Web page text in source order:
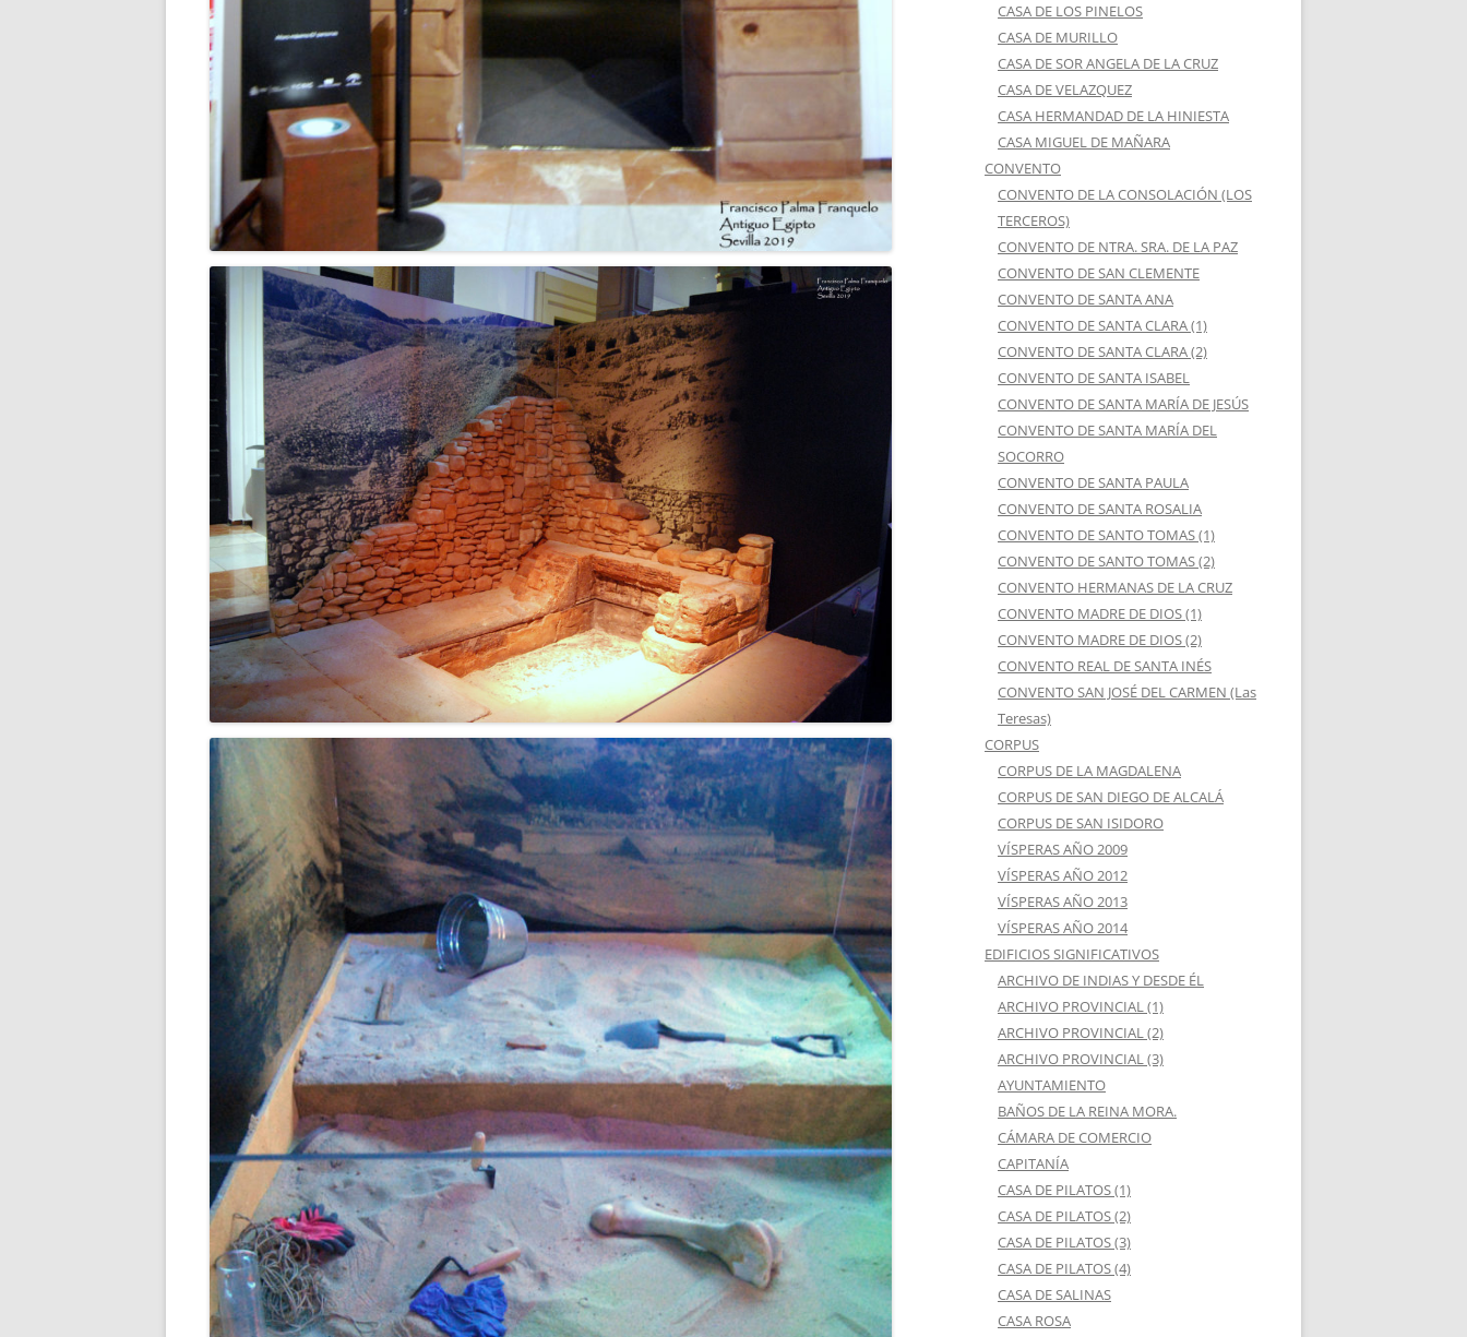
CASA DE LOS PINELOS
CASA DE MURILLO
CASA DE SOR ANGELA DE LA CRUZ
CASA DE VELAZQUEZ
CASA HERMANDAD DE LA HINIESTA
CASA MIGUEL DE MAÑARA
CONVENTO
CONVENTO DE LA CONSOLACIÓN (LOS
TERCEROS)
CONVENTO DE NTRA. SRA. DE LA PAZ
CONVENTO DE SAN CLEMENTE
CONVENTO DE SANTA ANA
CONVENTO DE SANTA CLARA (1)
CONVENTO DE SANTA CLARA (2)
CONVENTO DE SANTA ISABEL
CONVENTO DE SANTA MARÍA DE JESÚS
CONVENTO DE SANTA MARÍA DEL
SOCORRO
CONVENTO DE SANTA PAULA
CONVENTO DE SANTA ROSALIA
CONVENTO DE SANTO TOMAS (1)
CONVENTO DE SANTO TOMAS (2)
CONVENTO HERMANAS DE LA CRUZ
CONVENTO MADRE DE DIOS (1)
CONVENTO MADRE DE DIOS (2)
CONVENTO REAL DE SANTA INÉS
CONVENTO SAN JOSÉ DEL CARMEN (Las
Teresas)
CORPUS
CORPUS DE LA MAGDALENA
CORPUS DE SAN DIEGO DE ALCALÁ
CORPUS DE SAN ISIDORO
VÍSPERAS AÑO 2009
VÍSPERAS AÑO 2012
VÍSPERAS AÑO 2013
VÍSPERAS AÑO 2014
EDIFICIOS SIGNIFICATIVOS
ARCHIVO DE INDIAS Y DESDE ÉL
ARCHIVO PROVINCIAL (1)
ARCHIVO PROVINCIAL (2)
ARCHIVO PROVINCIAL (3)
AYUNTAMIENTO
BAÑOS DE LA REINA MORA.
CÁMARA DE COMERCIO
CAPITANÍA
CASA DE PILATOS (1)
CASA DE PILATOS (2)
CASA DE PILATOS (3)
CASA DE PILATOS (4)
CASA DE SALINAS
CASA ROSA